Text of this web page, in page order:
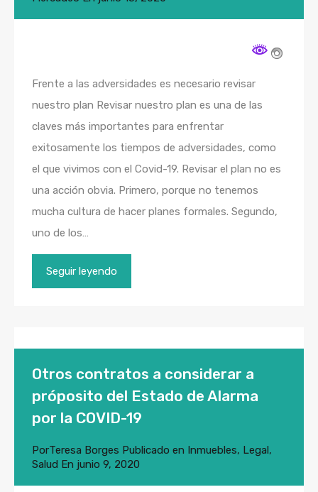
Frente a las adversidades es necesario revisar
nuestro plan Revisar nuestro plan es una de las
claves más importantes para enfrentar
exitosamente los tiempos de adversidades, como
el que vivimos con el Covid-19. Revisar el plan no es
una acción obvia. Primero, porque no tenemos
mucha cultura de hacer planes formales. Segundo,
uno de los…
Seguir leyendo
Otros contratos a considerar a
próposito del Estado de Alarma
por la COVID-19
PorTeresa Borges Publicado en Inmuebles, Legal ,
Salud En junio 9, 2020